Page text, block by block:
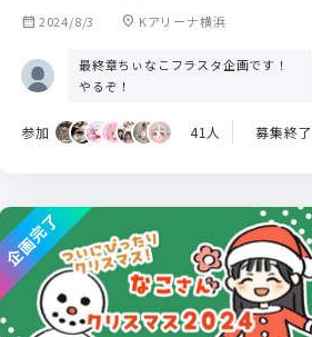
calendar_month 2024/8/3 location_on Kアリーナ横浜
最終章ちぃなこフラスタ企画です！
やるぞ！
参加 41人 募集終了
企画完了